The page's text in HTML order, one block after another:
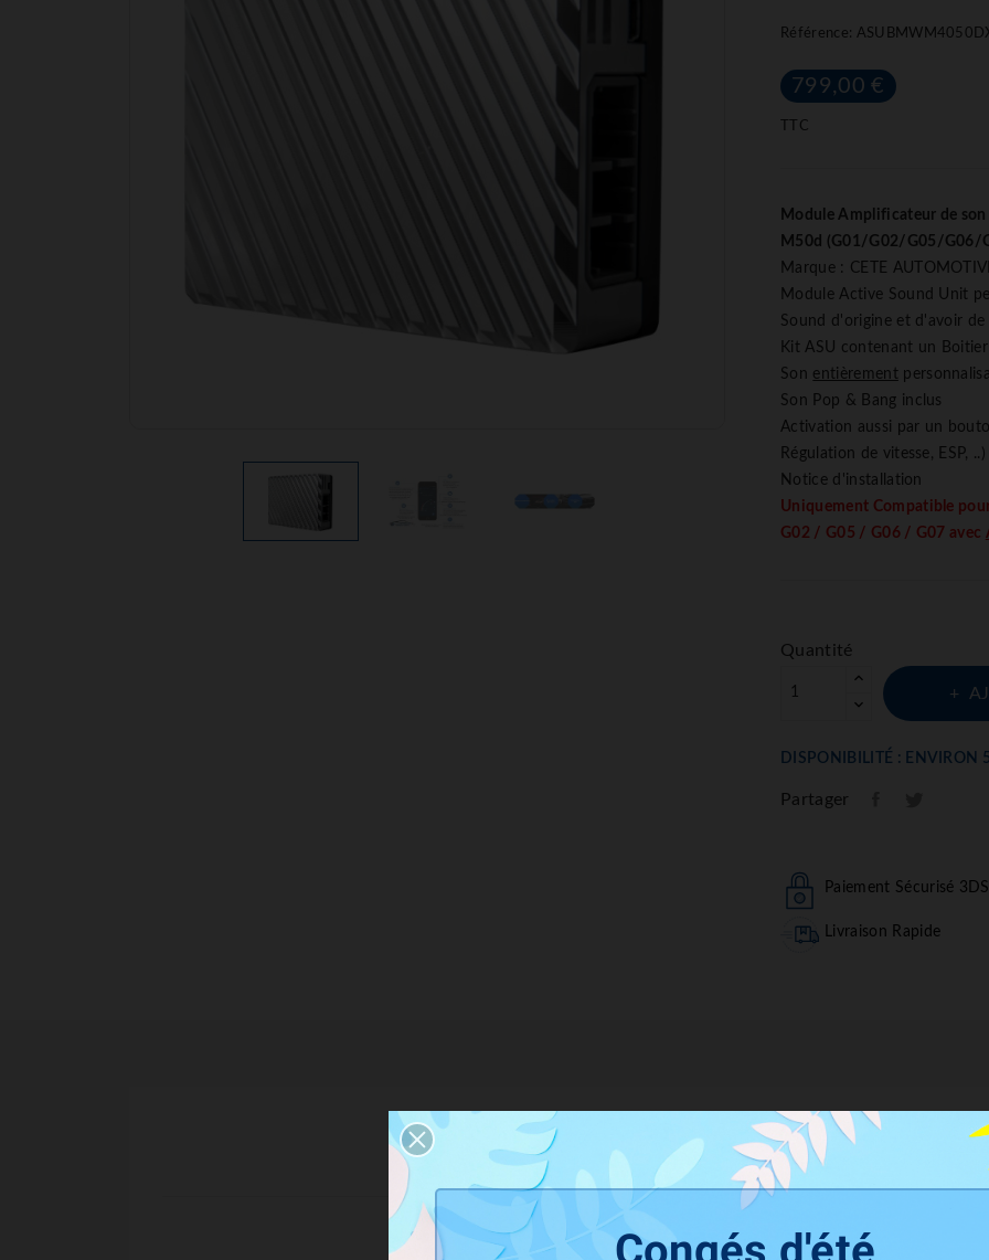
Référence:
799,00 €
TTC
Module Amplificateur de
M50d (G01/G02/G05/G06/
Marque : CETE
Module Active Sound Unit
Sound d'origine et d'avoir
Kit ASU contenant un
Son entièrement
Son Pop & Bang inclus
Activation aussi par un
Régulation de vitesse, ESP, ..)
Notice d'installation
Uniquement Compatible
G02 / G05 / G06 / G07 avec
Quantité
DISPONIBILITÉ : ENVIRON
Partager
Paiement Sécurisé 3DS
Livraison Rapide
Description Détails Du Produit